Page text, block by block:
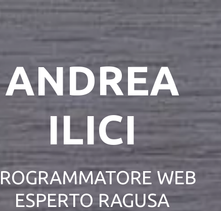
ANDREA
ILICI
WEB
ESPERTO RAGUSA